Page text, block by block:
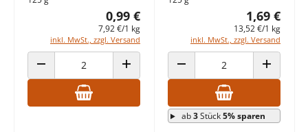
0,99 €
7,92 €/1 kg
inkl. MwSt., zzgl. Versand
ANZAHL VERRINGERN ANZAHL ERHÖHEN
1,69 €
13,52 €/1 kg
inkl. MwSt., zzgl. Versand
ANZAHL VERRINGERN ANZAHL
ab3Stück5% sparen